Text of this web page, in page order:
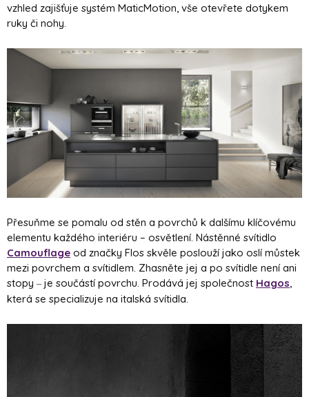
vzhled zajišťuje systém MaticMotion, vše otevřete dotykem
ruky či nohy.
Přesuňme se pomalu od stěn a povrchů k dalšímu klíčovému
elementu každého interiéru – osvětlení. Nástěnné svítidlo
Camouflage od značky Flos skvěle poslouží jako oslí můstek
mezi povrchem a svítidlem. Zhasněte jej a po svítidle není ani
stopy –je součástí povrchu. Prodává jej společnost Hagos,
která se specializuje na italská svítidla.